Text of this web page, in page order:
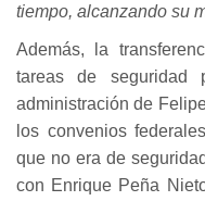
tiempo, alcanzando su
Además, la
tareas de
administración de
los convenios
que no era de
con Enrique Peña